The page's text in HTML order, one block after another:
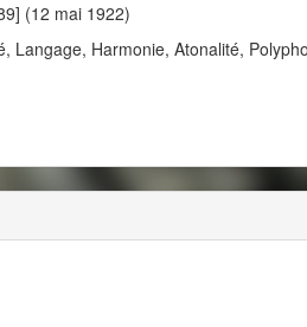
(12 mai 1922)
Langage, Harmonie, Atonalité,